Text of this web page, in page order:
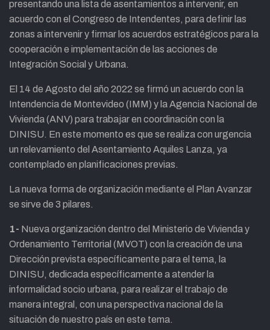
presentando una lista de asentamientos a intervenir, en
acuerdo con el Congreso de Intendentes, para definir las
zonas a intervenir y firmar los acuerdos estratégicos para la
cooperación e implementación de las acciones de
Integración Social y Urbana.
El 14 de Agosto del año 2022 se firmó un acuerdo con la
Intendencia de Montevideo (IMM) y la Agencia Nacional de
Vivienda (ANV) para trabajar en coordinación con la
DINISU. En este momento es que se realiza con urgencia
un relevamiento del Asentamiento Aquiles Lanza, ya
contemplado en planificaciones previas.
La nueva forma de organización mediante el Plan Avanzar
se sirve de 3 pilares.
1- Nueva organización dentro del Ministerio de Vivienda y
Ordenamiento Territorial (MVOT) con la creación de una
Dirección prevista específicamente para el tema, la
DINISU, dedicada específicamente a atender la
informalidad socio urbana, para realizar el trabajo de
manera integral, con una perspectiva nacional de la
situación de nuestro país en este tema.